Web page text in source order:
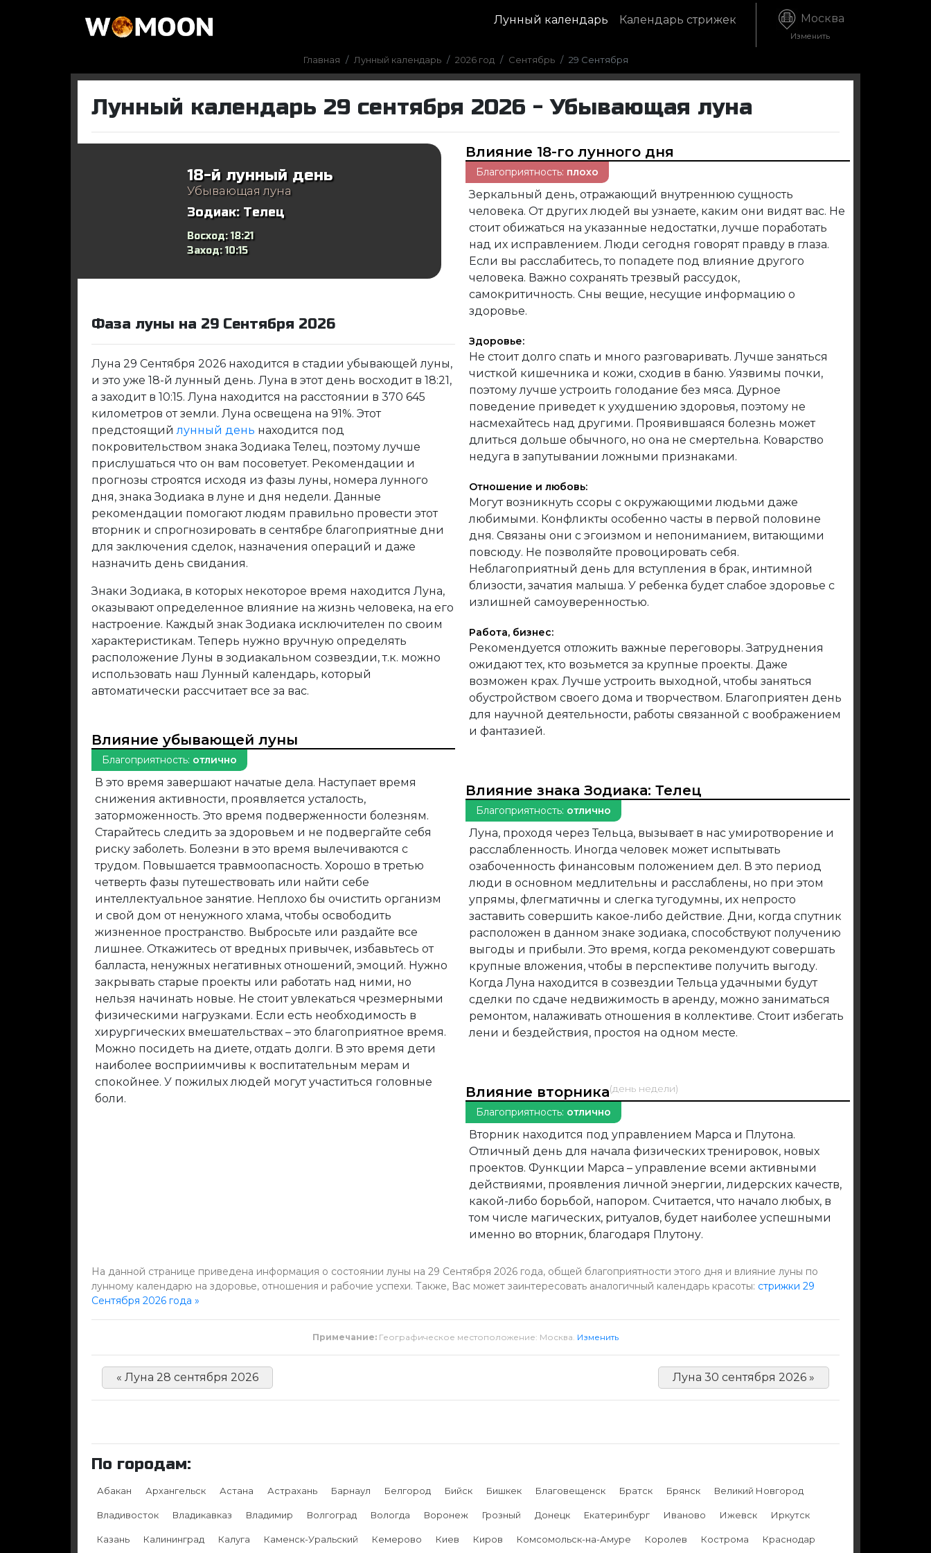
Лунный календарь Календарь стрижек Москва
Изменить
Главная Лунный календарь 2026 год Сентябрь 29 Сентября
Лунный календарь 29 сентября 2026 - Убывающая луна
18-й лунный день
Убывающая луна
Зодиак: Телец
Восход:18:21
Заход:10:15
Фаза луны на 29 Сентября 2026
Луна 29 Сентября 2026 находится в стадии убывающей луны,
и это уже 18-й лунный день. Луна в этот день восходит в 18:21,
а заходит в 10:15. Луна находится на расстоянии в 370 645
километров от земли. Луна освещена на 91%. Этот
предстоящийлунный день находится под
покровительством знака Зодиака Телец, поэтому лучше
прислушаться что он вам посоветует. Рекомендации и
прогнозы строятся исходя из фазы луны, номера лунного
дня, знака Зодиака в луне и дня недели. Данные
рекомендации помогают людям правильно провести этот
вторник и спрогнозировать в сентябре благоприятные дни
для заключения сделок, назначения операций и даже
назначить день свидания.
Знаки Зодиака, в которых некоторое время находится Луна,
оказывают определенное влияние на жизнь человека, на его
настроение. Каждый знак Зодиака исключителен по своим
характеристикам. Теперь нужно вручную определять
расположение Луны в зодиакальном созвездии, т.к. можно
использовать наш Лунный календарь, который
автоматически рассчитает все за вас.
Влияние убывающей луны
Благоприятность: отлично
В это время завершают начатые дела. Наступает время
снижения активности, проявляется усталость,
заторможенность. Это время подверженности болезням.
Старайтесь следить за здоровьем и не подвергайте себя
риску заболеть. Болезни в это время вылечиваются с
трудом. Повышается травмоопасность. Хорошо в третью
четверть фазы путешествовать или найти себе
интеллектуальное занятие. Неплохо бы очистить организм
и свой дом от ненужного хлама, чтобы освободить
жизненное пространство. Выбросьте или раздайте все
лишнее. Откажитесь от вредных привычек, избавьтесь от
балласта, ненужных негативных отношений, эмоций. Нужно
закрывать старые проекты или работать над ними, но
нельзя начинать новые. Не стоит увлекаться чрезмерными
физическими нагрузками. Если есть необходимость в
хирургических вмешательствах – это благоприятное время.
Можно посидеть на диете, отдать долги. В это время дети
наиболее восприимчивы к воспитательным мерам и
спокойнее. У пожилых людей могут участиться головные
боли.
Влияние 18-го лунного дня
Благоприятность: плохо
Зеркальный день, отражающий внутреннюю сущность
человека. От других людей вы узнаете, каким они видят вас. Не
стоит обижаться на указанные недостатки, лучше поработать
над их исправлением. Люди сегодня говорят правду в глаза.
Если вы расслабитесь, то попадете под влияние другого
человека. Важно сохранять трезвый рассудок,
самокритичность. Сны вещие, несущие информацию о
здоровье.
Здоровье:
Не стоит долго спать и много разговаривать. Лучше заняться
чисткой кишечника и кожи, сходив в баню. Уязвимы почки,
поэтому лучше устроить голодание без мяса. Дурное
поведение приведет к ухудшению здоровья, поэтому не
насмехайтесь над другими. Проявившаяся болезнь может
длиться дольше обычного, но она не смертельна. Коварство
недуга в запутывании ложными признаками.
Отношение и любовь:
Могут возникнуть ссоры с окружающими людьми даже
любимыми. Конфликты особенно часты в первой половине
дня. Связаны они с эгоизмом и непониманием, витающими
повсюду. Не позволяйте провоцировать себя.
Неблагоприятный день для вступления в брак, интимной
близости, зачатия малыша. У ребенка будет слабое здоровье с
излишней самоуверенностью.
Работа, бизнес:
Рекомендуется отложить важные переговоры. Затруднения
ожидают тех, кто возьмется за крупные проекты. Даже
возможен крах. Лучше устроить выходной, чтобы заняться
обустройством своего дома и творчеством. Благоприятен день
для научной деятельности, работы связанной с воображением
и фантазией.
Влияние знака Зодиака: Телец
Благоприятность: отлично
Луна, проходя через Тельца, вызывает в нас умиротворение и
расслабленность. Иногда человек может испытывать
озабоченность финансовым положением дел. В это период
люди в основном медлительны и расслаблены, но при этом
упрямы, флегматичны и слегка тугодумны, их непросто
заставить совершить какое-либо действие. Дни, когда спутник
расположен в данном знаке зодиака, способствуют получению
выгоды и прибыли. Это время, когда рекомендуют совершать
крупные вложения, чтобы в перспективе получить выгоду.
Когда Луна находится в созвездии Тельца удачными будут
сделки по сдаче недвижимость в аренду, можно заниматься
ремонтом, налаживать отношения в коллективе. Стоит избегать
лени и бездействия, простоя на одном месте.
Влияние вторника(день недели)
Благоприятность: отлично
Вторник находится под управлением Марса и Плутона.
Отличный день для начала физических тренировок, новых
проектов. Функции Марса – управление всеми активными
действиями, проявления личной энергии, лидерских качеств,
какой-либо борьбой, напором. Считается, что начало любых, в
том числе магических, ритуалов, будет наиболее успешными
именно во вторник, благодаря Плутону.
На данной странице приведена информация о состоянии луны на 29 Сентября 2026 года, общей благоприятности этого дня и влияние луны по
лунному календарю на здоровье, отношения и рабочие успехи. Также, Вас может заинтересовать аналогичный календарь красоты: стрижки 29
Сентября 2026 года »
Примечание: Географическое местоположение: Москва. Изменить
« Луна 28 сентября 2026 Луна 30 сентября 2026 »
По городам:
Абакан Архангельск Астана Астрахань Барнаул Белгород Бийск Бишкек Благовещенск Братск Брянск Великий Новгород
Владивосток Владикавказ Владимир Волгоград Вологда Воронеж Грозный Донецк Екатеринбург Иваново Ижевск Иркутск
Казань Калининград Калуга Каменск-Уральский Кемерово Киев Киров Комсомольск-на-Амуре Королев Кострома Краснодар